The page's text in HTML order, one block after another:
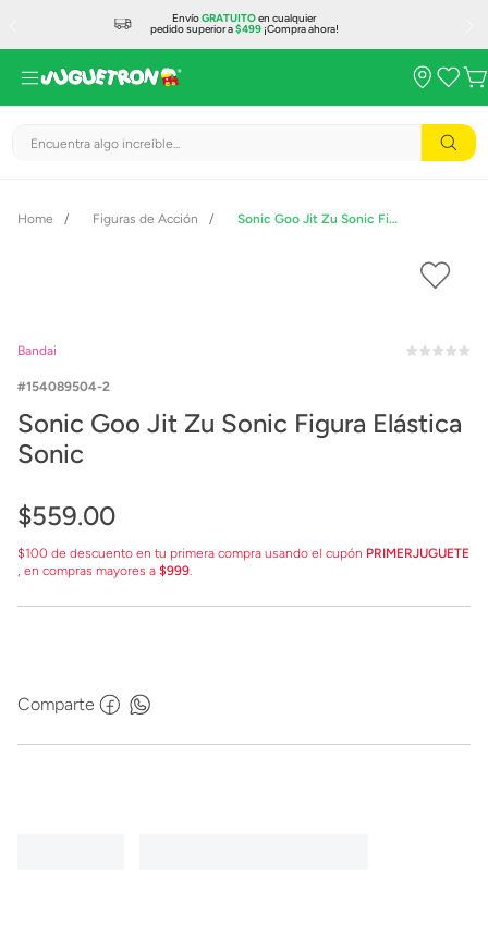
EnvíoGRATUITOen cualquier
pedido superior a$499¡Compra ahora!
Encuentra algo increíble...
Figuras de Acción Sonic Goo Jit Zu Sonic Figura Elástica Sonic
Bandai
154089504-2
Sonic Goo Jit Zu Sonic Figura Elástica
Sonic
$559.00
$100 de descuento en tu primera compra usando el cupón PRIMERJUGUETE
, en compras mayores a $999.
Comparte